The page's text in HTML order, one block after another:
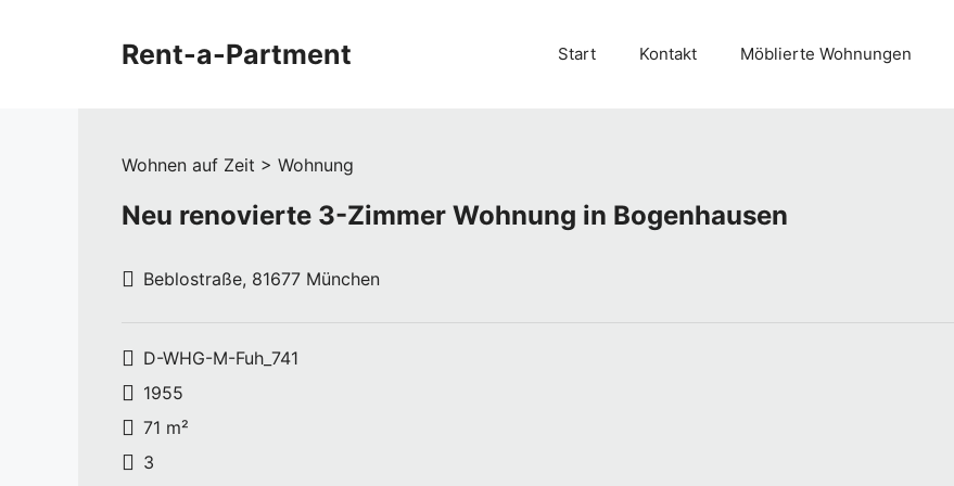
Rent-a-Partment Start Kontakt Möblierte Wohnungen
Wohnen auf Zeit > Wohnung
Neu renovierte 3-Zimmer Wohnung in Bogenhausen
Beblostraße, 81677 München
D-WHG-M-Fuh_741
1955
71 m²
3